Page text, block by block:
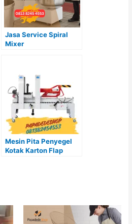
Jasa Service Spiral
Mixer
Mesin Pita Penyegel
Kotak Karton Flap